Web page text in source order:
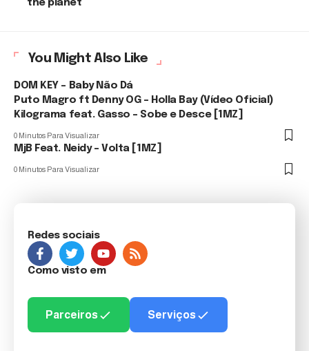
the planet
You Might Also Like
DOM KEY – Baby Não Dá
Puto Magro ft Denny OG – Holla Bay (Vídeo Oficial)
Kilograma feat. Gasso – Sobe e Desce [1MZ]
0 Minutos Para Visualizar
MjB Feat. Neidy – Volta [1MZ]
0 Minutos Para Visualizar
Redes sociais
Como visto em
Parceiros Serviços